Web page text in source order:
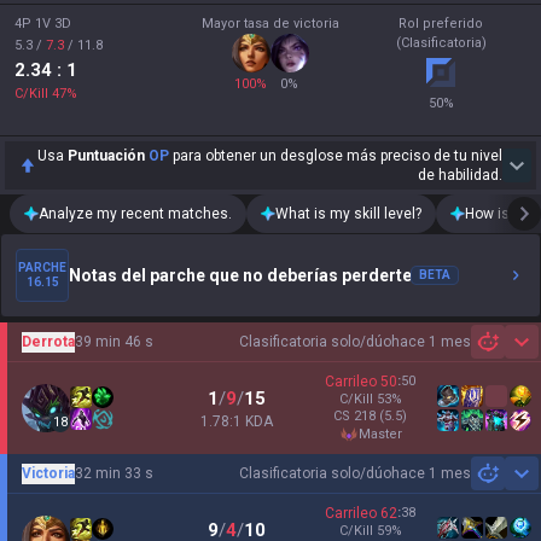
4P 1V 3D
5.3 / 7.3 / 11.8
2.34 : 1
C/Kill 47%
Mayor tasa de victoria
100% 0%
Rol preferido
(Clasificatoria)
50%
Usa Puntuación OP para obtener un desglose más preciso de tu nivel
de habilidad.
Analyze my recent matches. What is my skill level? How is my
PARCHE
16.15
Notas del parche que no deberías perderte BETA
Clasificatoria solo/dúohace 1 mes
Derrota39 min 46 s
18
1/9/15
1.78:1 KDA
Carrileo 50:50
C/Kill 53%
CS 218 (5.5)
master
Clasificatoria solo/dúohace 1 mes
Victoria32 min 33 s
9/4/10
Carrileo 62:38
C/Kill 59%